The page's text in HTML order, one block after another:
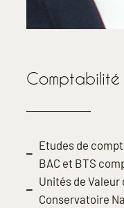
Comptabilité
Etudes de
BAC et BTS
Unités de
Conservatoire